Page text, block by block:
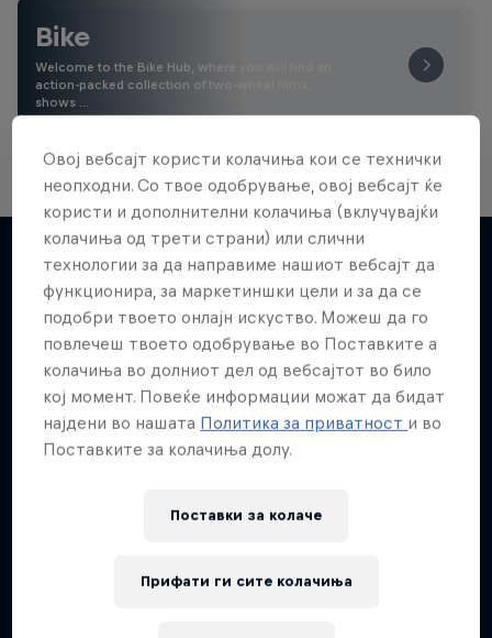
Bike
Welcome to the Bike Hub, where you will find an
action-packed collection of two-wheel films,
shows …
Повеќе слична содржина
Овој вебсајт користи колачиња кои се технички
неопходни. Со твое одобрување, овој вебсајт ќе
користи и дополнителни колачиња (вклучувајќи
колачиња од трети страни) или слични
технологии за да направиме нашиот вебсајт да
функционира, за маркетиншки цели и за да се
подобри твоето онлајн искуство. Можеш да го
повлечеш твоето одобрување во Поставките а
колачиња во долниот дел од вебсајтот во било
кој момент. Повеќе информации можат да бидат
најдени во нашата Политика за приватност и во
Поставките за колачиња долу.
Поставки за колачe
Прифати ги сите колачиња